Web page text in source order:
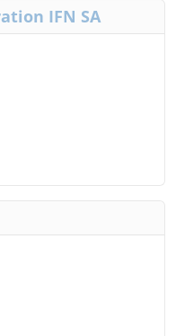
IFN SA